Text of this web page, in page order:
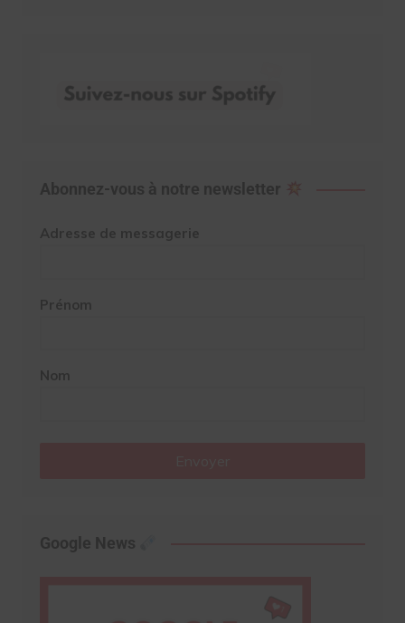
Abonnez-vous à notre newsletter
Adresse de messagerie
Prénom
Nom
Google News